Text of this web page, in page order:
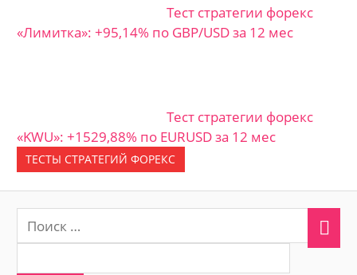
Тест стратегии форекс
«Лимитка»: +95,14% по GBP/USD за 12 мес
Тест стратегии форекс
«KWU»: +1529,88% по EURUSD за 12 мес
ТЕСТЫ СТРАТЕГИЙ ФОРЕКС